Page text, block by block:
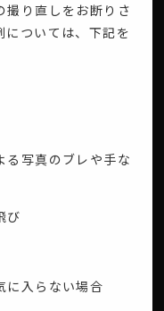
撮り直しをお断りさ
については、下記を
る写真のブレや手な
び
に入らない場合